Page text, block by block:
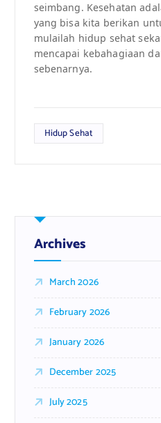
seimbang. Kesehatan
yang bisa kita berikan
mulailah hidup sehat
mencapai kebahagiaan
sebenarnya.
Hidup Sehat
Archives
March 2026
February 2026
January 2026
December 2025
July 2025